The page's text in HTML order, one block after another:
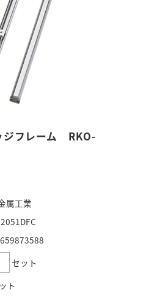
ジフレーム RKO-
属工業
セット
ト